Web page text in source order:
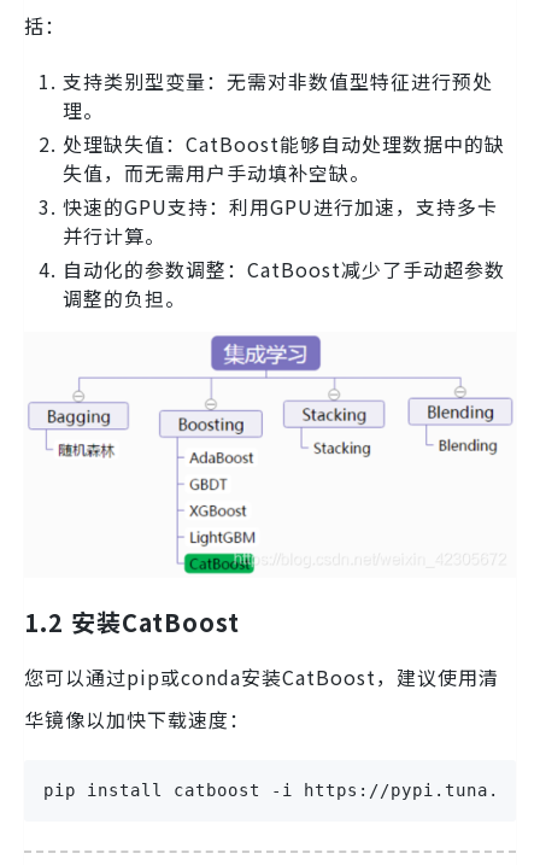
括：
支持类别型变量：无需对非数值型特征进行预处
理。
处理缺失值：CatBoost能够自动处理数据中的缺
失值，而无需用户手动填补空缺。
快速的GPU支持：利用GPU进行加速，支持多卡
并行计算。
自动化的参数调整：CatBoost减少了手动超参数
调整的负担。
1.2 安装CatBoost
您可以通过pip或conda安装CatBoost，建议使用清
华镜像以加快下载速度：
pip install catboost -i https://